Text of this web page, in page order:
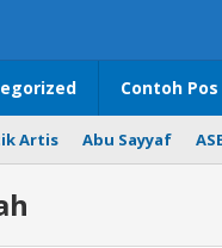
Contoh Pos
Artis Abu Sayyaf